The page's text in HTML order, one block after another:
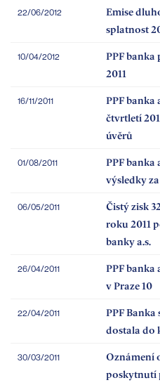
22/06/2012
Emise
splatnost
10/04/2012
PPF
2011
16/11/2011
PPF banka
čtvrtletí
úvěrů
01/08/2011
PPF banka
výsledky
06/05/2011
Čistý zisk
roku 2011
banky a.s.
26/04/2011
PPF banka
v Praze 10
22/04/2011
PPF
dostala do
30/03/2011
Oznámení
poskytnutí